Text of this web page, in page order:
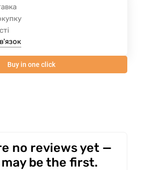
Buy in one click
no reviews yet —
be the first.